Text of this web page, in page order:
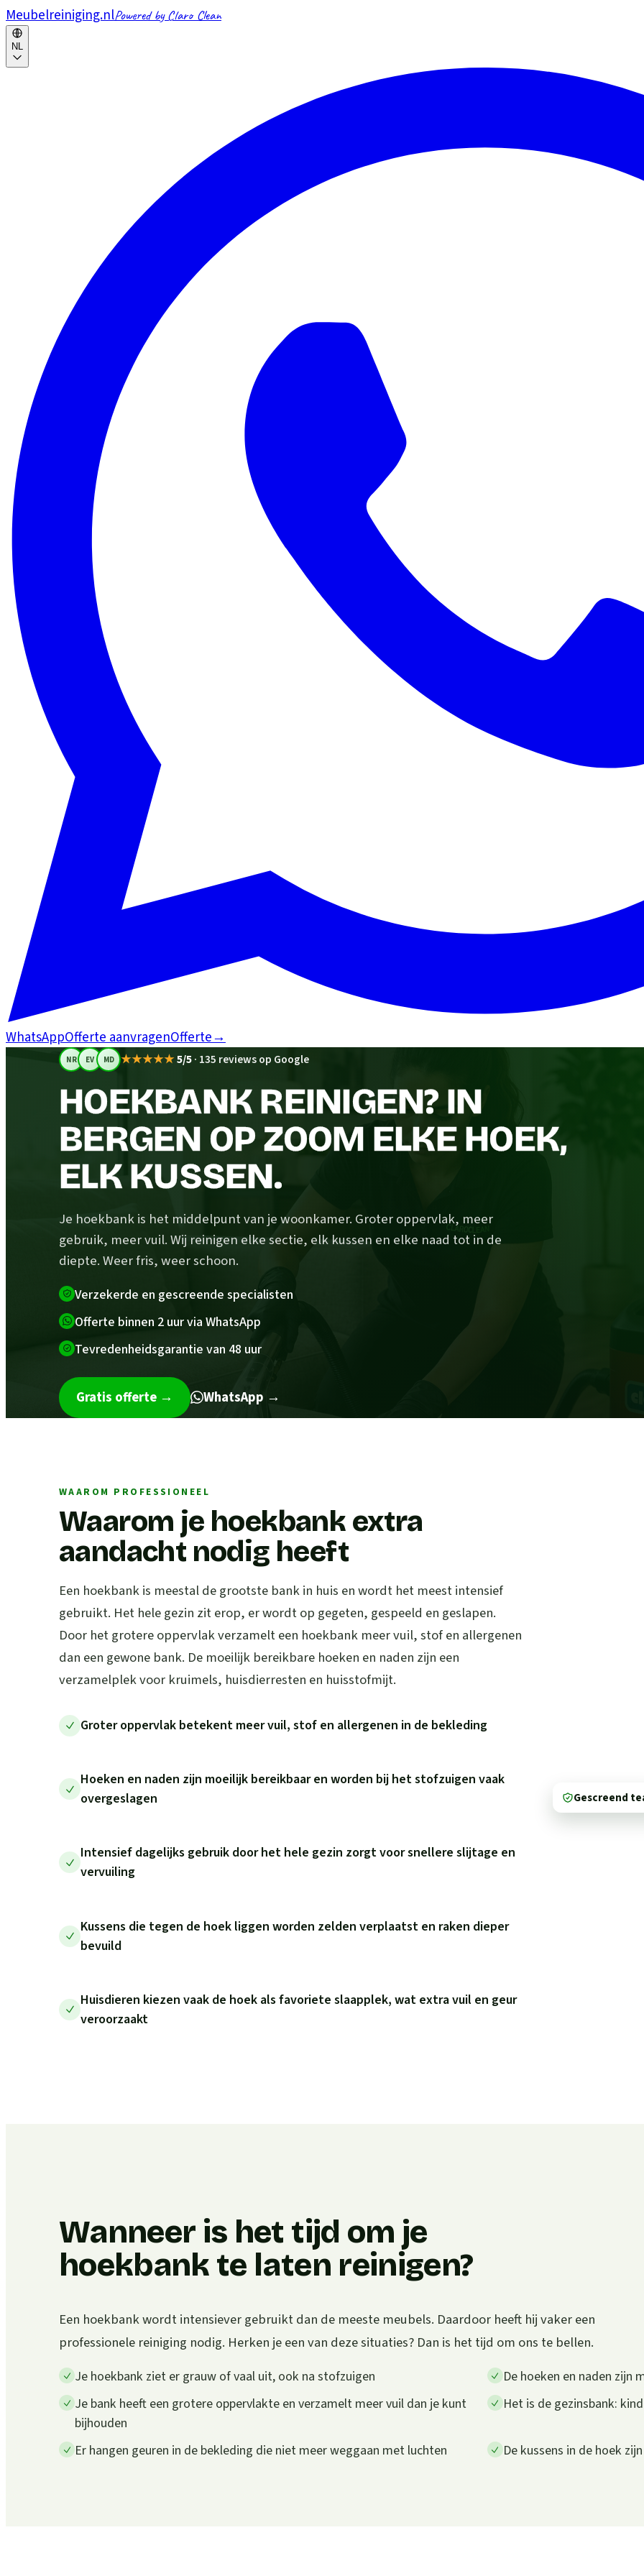
Meubelreiniging.nlPowered by Claro Clean
NL
WhatsAppOfferte aanvragenOfferte→
NR EV MD ★★★★★5/5· 135 reviews op Google
HOEKBANK REINIGEN? IN
BERGEN OP ZOOM ELKE HOEK,
ELK KUSSEN.
Je hoekbank is het middelpunt van je woonkamer. Groter oppervlak, meer
gebruik, meer vuil. Wij reinigen elke sectie, elk kussen en elke naad tot in de
diepte. Weer fris, weer schoon.
Verzekerde en gescreende specialisten
Offerte binnen 2 uur via WhatsApp
Tevredenheidsgarantie van 48 uur
Gratis offerte → WhatsApp →
WAAROM PROFESSIONEEL
Waarom je hoekbank extra
aandacht nodig heeft
Een hoekbank is meestal de grootste bank in huis en wordt het meest intensief
gebruikt. Het hele gezin zit erop, er wordt op gegeten, gespeeld en geslapen.
Door het grotere oppervlak verzamelt een hoekbank meer vuil, stof en allergenen
dan een gewone bank. De moeilijk bereikbare hoeken en naden zijn een
verzamelplek voor kruimels, huisdierresten en huisstofmijt.
Groter oppervlak betekent meer vuil, stof en allergenen in de bekleding
Hoeken en naden zijn moeilijk bereikbaar en worden bij het stofzuigen vaak
overgeslagen
Intensief dagelijks gebruik door het hele gezin zorgt voor snellere slijtage en
vervuiling
Kussens die tegen de hoek liggen worden zelden verplaatst en raken dieper
bevuild
Huisdieren kiezen vaak de hoek als favoriete slaapplek, wat extra vuil en geur
veroorzaakt
Gescreend
Wanneer is het tijd om je
hoekbank te laten reinigen?
Een hoekbank wordt intensiever gebruikt dan de meeste meubels. Daardoor heeft hij vaker een
professionele reiniging nodig. Herken je een van deze situaties? Dan is het tijd om ons te bellen.
Je hoekbank ziet er grauw of vaal uit, ook na stofzuigen
De hoeken en naden zijn
Je bank heeft een grotere oppervlakte en verzamelt meer vuil dan je kunt
bijhouden
Het is de gezinsbank:
Er hangen geuren in de bekleding die niet meer weggaan met luchten De kussens in de hoek